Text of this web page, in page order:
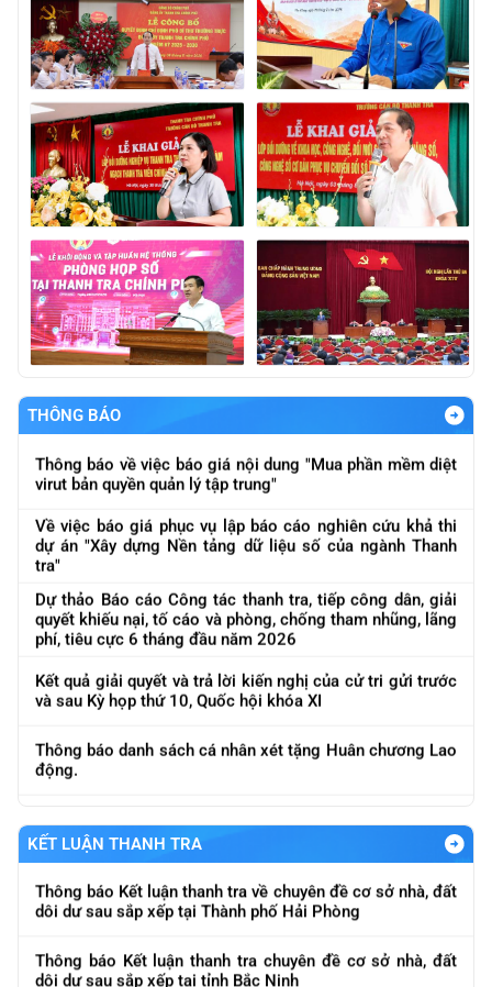
THÔNG BÁO
Báo cáo kết qảu giải quyết và trả lời kiến nghị của cử tri
gửi sau Kỳ họp thứ Nhất, Quốc hội khóa XVI
Thông báo báo giá nội dung "Thực hiện đánh giá nội bộ
được ban hàng và quy định của pháp luật
Thông báo về việc báo giá nội dung "Mua phần mềm diệt
virut bản quyền quản lý tập trung"
Về việc báo giá phục vụ lập báo cáo nghiên cứu khả thi
dự án "Xây dựng Nền tảng dữ liệu số của ngành Thanh
tra"
Dự thảo Báo cáo Công tác thanh tra, tiếp công dân, giải
quyết khiếu nại, tố cáo và phòng, chống tham nhũng, lãng
phí, tiêu cực 6 tháng đầu năm 2026
Kết quả giải quyết và trả lời kiến nghị của cử tri gửi trước
và sau Kỳ họp thứ 10, Quốc hội khóa XI
động.
Về việc mời cung cấp báo giá phục vụ lập báo cáo nghiên
ngành Thanh tra"
kế 5 tháng
KẾT LUẬN THANH TRA
pháp luật trong hoạt động kinh doanh vàng
Thông báo Kết luận thanh tra về chuyên đề cơ sở nhà, đất
dôi dư sau sắp xếp tại Thành phố Hải Phòng
dôi dư sau sắp xếp tại tỉnh Bắc Ninh